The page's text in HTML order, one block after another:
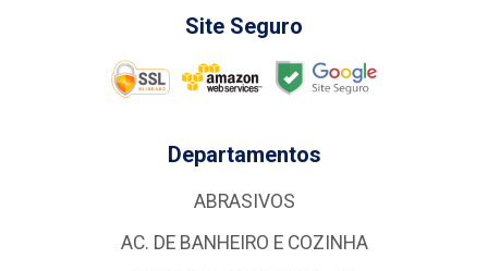
Site Seguro
Departamentos
ABRASIVOS
AC. DE BANHEIRO E COZINHA